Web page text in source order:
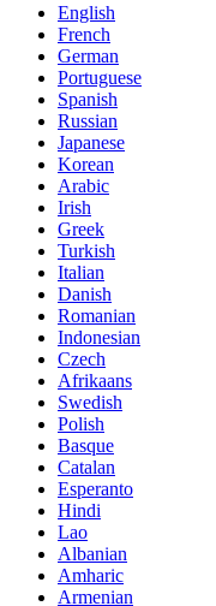
English
French
German
Portuguese
Spanish
Russian
Japanese
Korean
Arabic
Irish
Greek
Turkish
Italian
Danish
Romanian
Indonesian
Czech
Afrikaans
Swedish
Polish
Basque
Catalan
Esperanto
Hindi
Lao
Albanian
Amharic
Armenian